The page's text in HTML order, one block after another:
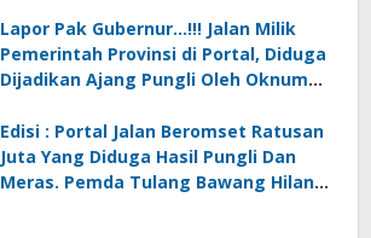
Bodong).
Lapor Pak Gubernur…!!! Jalan Milik
Pemerintah Provinsi di Portal, Diduga
Dijadikan Ajang Pungli Oleh Oknum
Edisi : Portal Jalan Beromset Ratusan
Juta Yang Diduga Hasil Pungli Dan
Meras. Pemda Tulang Bawang Hilang